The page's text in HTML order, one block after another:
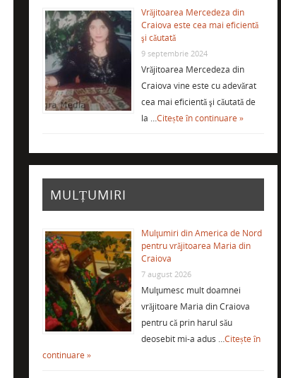
Vrăjitoarea Mercedeza din
Craiova este cea mai eficientă
şi căutată
9 septembrie 2024
Vrăjitoarea Mercedeza din
Craiova vine este cu adevărat
cea mai eficientă şi căutată de
la …Citește în continuare »
MULȚUMIRI
Mulţumiri din America de Nord
pentru vrăjitoarea Maria din
Craiova
7 august 2026
Mulţumesc mult doamnei
vrăjitoare Maria din Craiova
pentru că prin harul său
deosebit mi-a adus …Citește în
continuare »